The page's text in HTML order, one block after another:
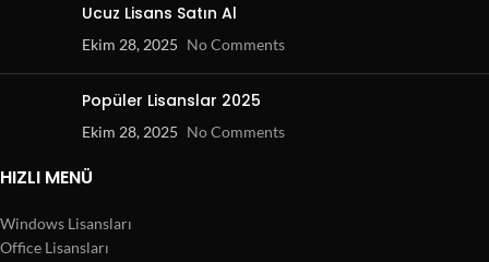
Ucuz Lisans Satın Al
Ekim 28, 2025 No Comments
Popüler Lisanslar 2025
Ekim 28, 2025 No Comments
HIZLI MENÜ
Windows Lisansları
Office Lisansları